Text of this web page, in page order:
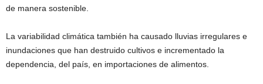
de manera sostenible.
La variabilidad climática también ha causado lluvias irregulares e
inundaciones que han destruido cultivos e incrementado la
dependencia, del país, en importaciones de alimentos.